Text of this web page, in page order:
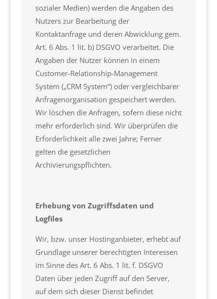
sozialer Medien) werden die Angaben des
Nutzers zur Bearbeitung der
Kontaktanfrage und deren Abwicklung gem.
Art. 6 Abs. 1 lit. b) DSGVO verarbeitet. Die
Angaben der Nutzer können in einem
Customer-Relationship-Management
System („CRM System“) oder vergleichbarer
Anfragenorganisation gespeichert werden.
Wir löschen die Anfragen, sofern diese nicht
mehr erforderlich sind. Wir überprüfen die
Erforderlichkeit alle zwei Jahre; Ferner
gelten die gesetzlichen
Archivierungspflichten.
Erhebung von Zugriffsdaten und
Logfiles
Wir, bzw. unser Hostinganbieter, erhebt auf
Grundlage unserer berechtigten Interessen
im Sinne des Art. 6 Abs. 1 lit. f. DSGVO
Daten über jeden Zugriff auf den Server,
auf dem sich dieser Dienst befindet